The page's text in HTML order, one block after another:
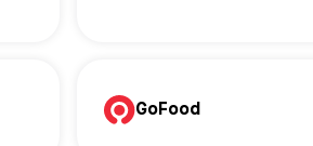
GoFood